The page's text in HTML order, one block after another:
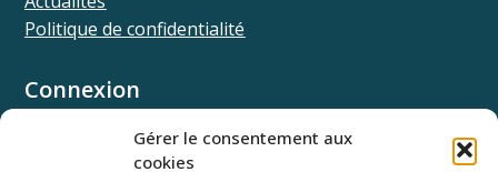
Gérer le consentement aux
cookies
Connexion
Univ.theia
Politique de confidentialité